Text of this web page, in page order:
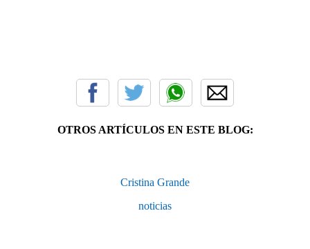
OTROS ARTÍCULOS EN ESTE BLOG:
Cristina Grande
noticias